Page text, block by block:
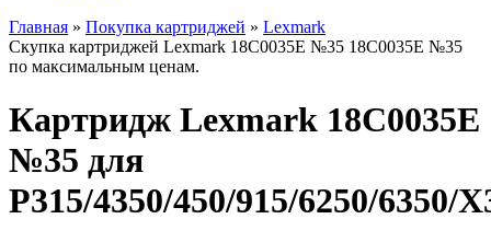
Главная » Покупка картриджей » Lexmark
Скупка картриджей Lexmark 18C0035E №35 18C0035E №35
по максимальным ценам.
Картридж Lexmark 18C0035E
№35 для
P315/4350/450/915/6250/6350/